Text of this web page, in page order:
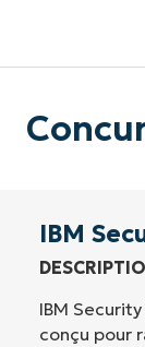
IBM
IBM
conçu pour